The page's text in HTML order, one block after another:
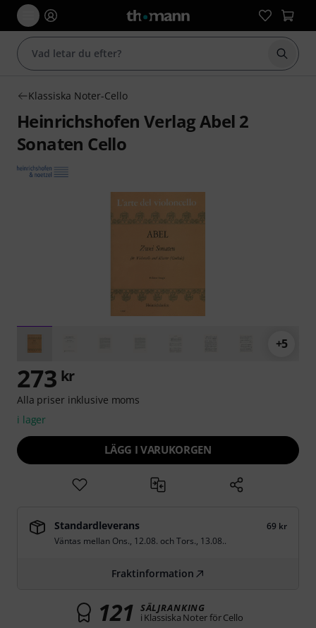
Börja
Klassiska Noter-Cello
Heinrichshofen Verlag Abel 2
Sonaten Cello
+5
273 kr
Alla priser inklusive moms
i lager
LÄGG I VARUKORGEN
Standardleverans
69 kr
Väntas mellan Ons., 12.08. ochTors., 13.08..
Fraktinformation
121 SÄLJRANKING
i Klassiska Noter för Cello